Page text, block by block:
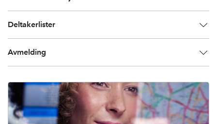
Deltakerlister
Avmelding